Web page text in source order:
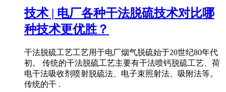
技术 | 电厂各种干法脱硫技术对比哪
种技术更优胜？
干法脱硫工艺工艺用于电厂烟气脱硫始于20世纪80年代
初。 传统的干法脱硫工艺主要有干法喷钙脱硫工艺、荷
电干法吸收剂喷射脱硫法、电子束照射法、吸附法等。
传统的干 .